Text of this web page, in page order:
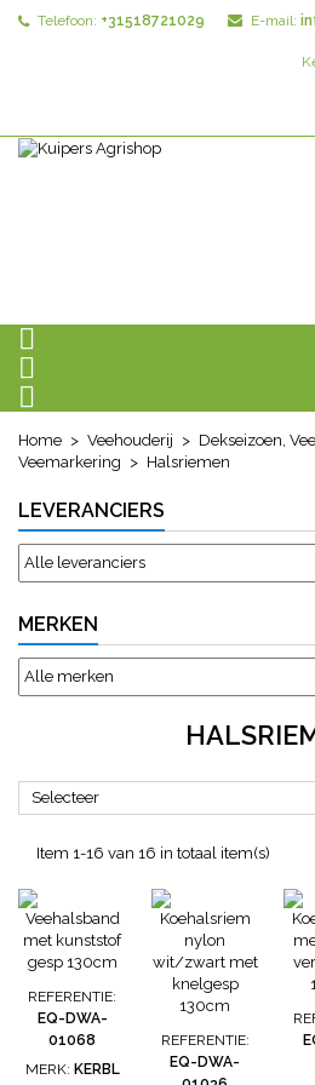
Telefoon: +31518721029 E-mail:



Home Veehouderij
Dekseizoen,
Veemarkering
Halsriemen
LEVERANCIERS
MERKEN
Selecteer
Item 1-16 van 16 in totaal item(s)
REFERENTIE:
EQ-DWA-
01068
MERK: KERBL
REFERENTIE:
EQ-DWA-